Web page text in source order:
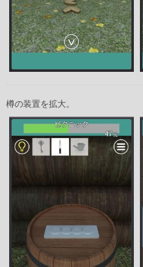
樽の装置を拡大。